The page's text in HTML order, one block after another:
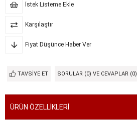
İstek Listeme Ekle
Karşılaştır
Fiyat Düşünce Haber Ver
TAVSIYE ET SORULAR (0) VE CEVAPLAR (0)
ÜRÜN ÖZELLIKLERI